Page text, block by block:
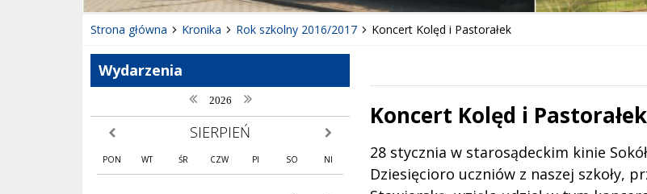
Strona główna Kronika Rok szkolny 2016/2017 Koncert Kolęd i Pastorałek
Wydarzenia
poprzedni rok
2026 następny rok
poprzedni miesiąc SIERPIEŃ następny miesiąc
PON WT ŚR CZW PI SO NI
Koncert Kolęd i Pastorałek
Treść
28 stycznia w starosądeckim kinie
Dziesięcioro uczniów z naszej szkoły,